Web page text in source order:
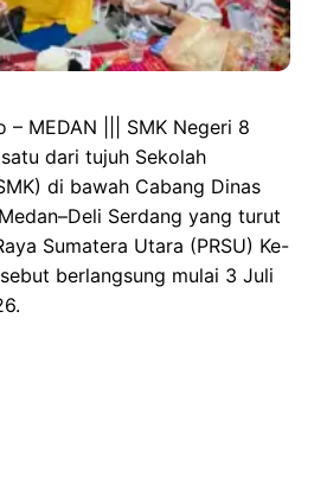
MEDAN ||| SMK Negeri 8
dari tujuh Sekolah
di bawah Cabang Dinas
Serdang yang turut
Sumatera Utara (PRSU) Ke-
berlangsung mulai 3 Juli